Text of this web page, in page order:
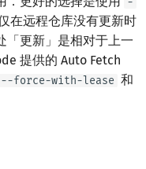
在远程仓库没有更新时
「更新」是相对于上一
提供的 Auto Fetch
--force-with-lease 和